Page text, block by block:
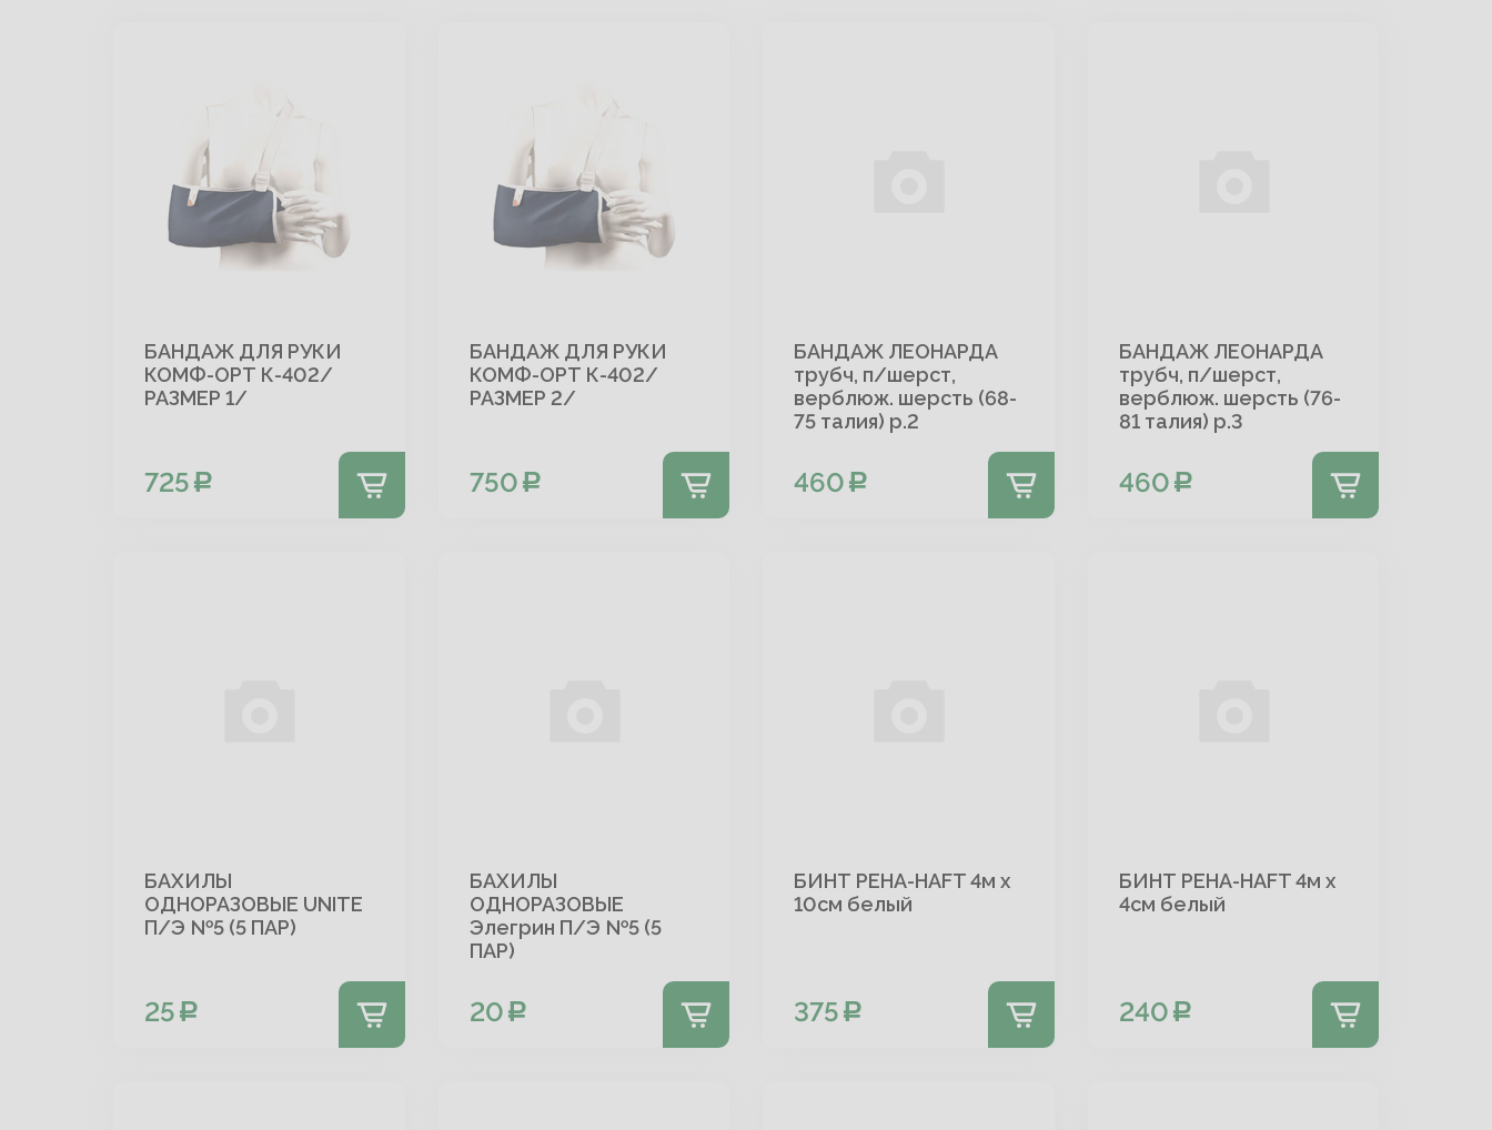
БАНДАЖ ДЛЯ РУКИ
КОМФ-ОРТ К-402/
РАЗМЕР 1/
725
БАНДАЖ ДЛЯ РУКИ
КОМФ-ОРТ К-402/
РАЗМЕР 2/
750
БАНДАЖ ЛЕОНАРДА
трубч, п/шерст,
верблюж. шерсть (68-
75 талия) р.2
460
БАНДАЖ ЛЕОНАРДА
трубч, п/шерст,
верблюж. шерсть (76-
81 талия) р.3
460
БАХИЛЫ
ОДНОРАЗОВЫЕ UNITE
П/Э №5 (5 ПАР)
25
БАХИЛЫ
ОДНОРАЗОВЫЕ
Элегрин П/Э №5 (5
ПАР)
20
БИНТ PEHA-HAFT 4м х
10см белый
375
БИНТ PEHA-HAFT 4м х
4см белый
240